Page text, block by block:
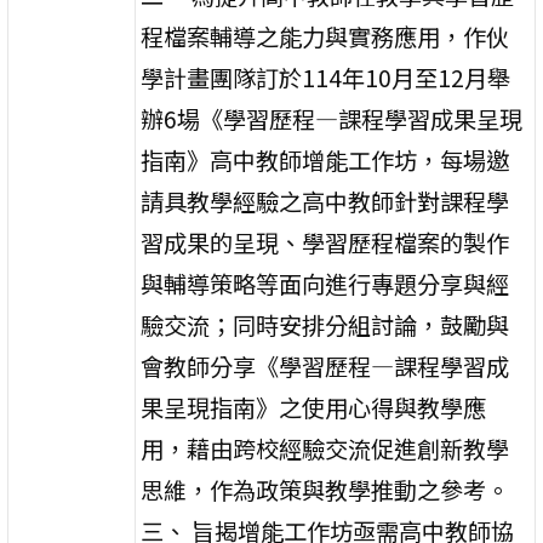
程檔案輔導之能力與實務應用，作伙
學計畫團隊訂於114年10月至12月舉
辦6場《學習歷程—課程學習成果呈現
指南》高中教師增能工作坊，每場邀
請具教學經驗之高中教師針對課程學
習成果的呈現、學習歷程檔案的製作
與輔導策略等面向進行專題分享與經
驗交流；同時安排分組討論，鼓勵與
會教師分享《學習歷程—課程學習成
果呈現指南》之使用心得與教學應
用，藉由跨校經驗交流促進創新教學
思維，作為政策與教學推動之參考。
三、 旨揭增能工作坊亟需高中教師協